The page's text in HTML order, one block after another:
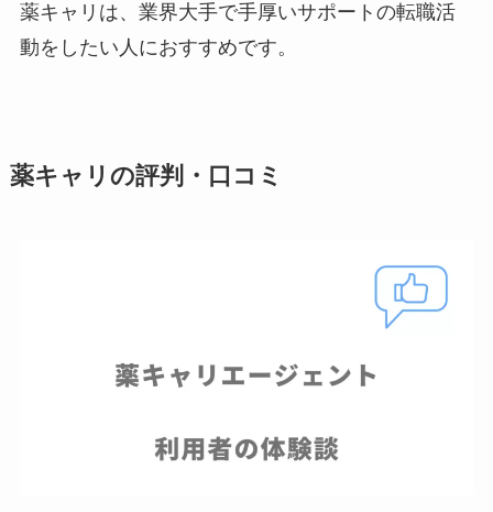
薬キャリは、業界大手で手厚いサポートの転職活
動をしたい人におすすめです。
薬キャリの評判・口コミ